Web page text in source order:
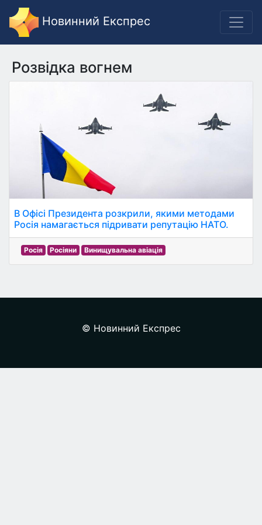
Новинний Експрес
Розвідка вогнем
В Офісі Президента розкрили, якими методами
Росія намагається підривати репутацію НАТО.
Росія Росіяни Винищувальна авіація
© Новинний Експрес